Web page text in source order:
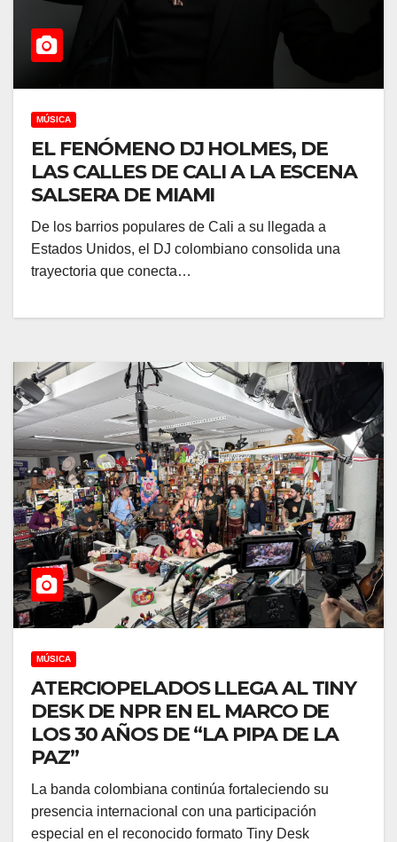
MÚSICA
EL FENÓMENO DJ HOLMES, DE
LAS CALLES DE CALI A LA ESCENA
SALSERA DE MIAMI
De los barrios populares de Cali a su llegada a
Estados Unidos, el DJ colombiano consolida una
trayectoria que conecta…
MÚSICA
ATERCIOPELADOS LLEGA AL TINY
DESK DE NPR EN EL MARCO DE
LOS 30 AÑOS DE “LA PIPA DE LA
PAZ”
La banda colombiana continúa fortaleciendo su
presencia internacional con una participación
especial en el reconocido formato Tiny Desk